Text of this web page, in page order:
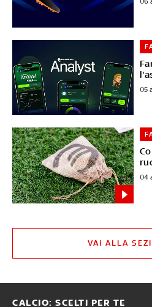
05
04
VAI ALLA
CALCIO: SCELTI PER TE